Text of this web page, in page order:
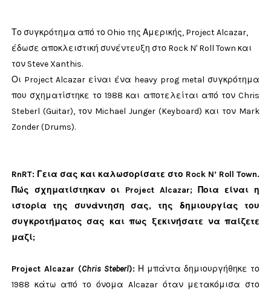
Το συγκρότημα από το Ohio της Αμερικής, Project Alcazar,
έδωσε αποκλειστική συνέντευξη στο Rock N' Roll Town και
τον Steve Xanthis.
Οι Project Alcazar είναι ένα heavy prog metal συγκρότημα
που σχηματίστηκε το 1988 και αποτελείται από τον Chris
Steberl (Guitar), τον Michael Junger (Keyboard) και τον Mark
Zonder (Drums).
RnRT: Γεια σας και καλωσορίσατε στο Rock N’ Roll Town.
Πώς σχηματίστηκαν οι Project Alcazar; Ποια είναι η
ιστορία της συνάντηση σας, της δημιουργίας του
συγκροτήματος σας και πως ξεκινήσατε να παίζετε
μαζί;
Project Alcazar (Chris Steberl): Η μπάντα δημιουργήθηκε το
1988 κάτω από το όνομα Alcazar όταν μετακόμισα στο